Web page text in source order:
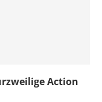
Action